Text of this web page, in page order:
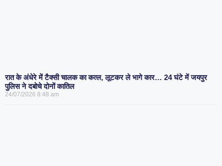
रात के अंधेरे में टैक्सी चालक का कत्ल, लूटकर ले भागे कार… 24 घंटे में जयपुर
पुलिस ने दबोचे दोनों कातिल
24/07/2026 8:48 am